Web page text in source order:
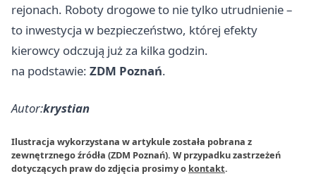
rejonach. Roboty drogowe to nie tylko utrudnienie –
to inwestycja w bezpieczeństwo, której efekty
kierowcy odczują już za kilka godzin.
na podstawie: ZDM Poznań.
Autor:krystian
Ilustracja wykorzystana w artykule została pobrana z
zewnętrznego źródła (ZDM Poznań). W przypadku zastrzeżeń
dotyczących praw do zdjęcia prosimy o kontakt.